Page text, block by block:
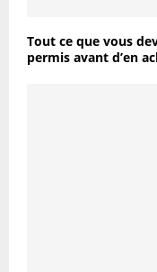
Tout ce que vous
permis avant d’en